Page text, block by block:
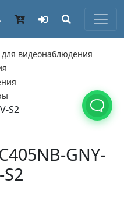
для видеонаблюдения
S2
GNY-